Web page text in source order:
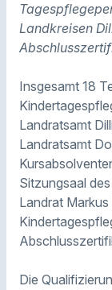
Landkreisen
Insgesamt 18
Landratsamt
Landratsamt
Sitzungsaal
Landrat
Die